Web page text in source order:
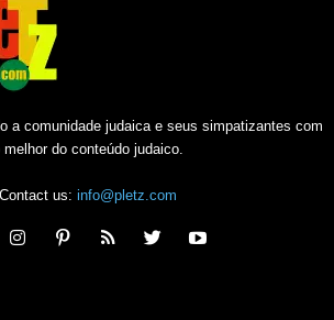
a comunidade judaica e seus simpatizantes com
melhor do conteúdo judaico.
Contact us: info@pletz.com